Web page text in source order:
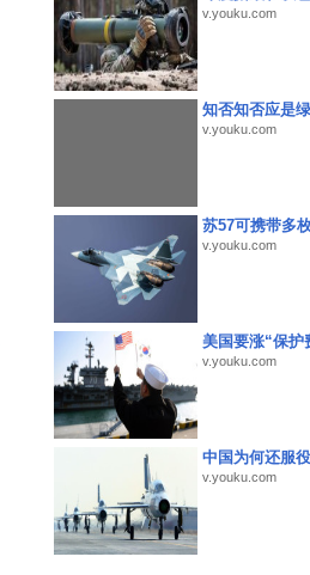
v.youku.com
知否知否应是
v.youku.com
苏57可携带多
v.youku.com
美国要涨“保护
v.youku.com
中国为何还服
v.youku.com